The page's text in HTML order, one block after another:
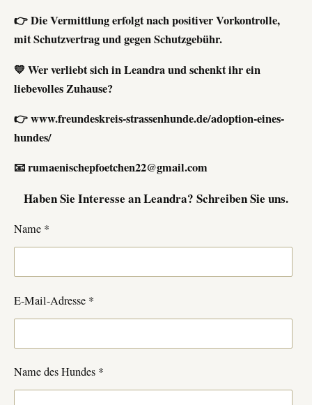
👉 Die Vermittlung erfolgt nach positiver Vorkontrolle,
mit Schutzvertrag und gegen Schutzgebühr.
💛 Wer verliebt sich in Leandra und schenkt ihr ein
liebevolles Zuhause?
👉 www.freundeskreis-strassenhunde.de/adoption-eines-
hundes/
📧 rumaenischepfoetchen22@gmail.com
Haben Sie Interesse anLeandra? Schreiben Sie uns.
Name *
E-Mail-Adresse *
Name des Hundes *